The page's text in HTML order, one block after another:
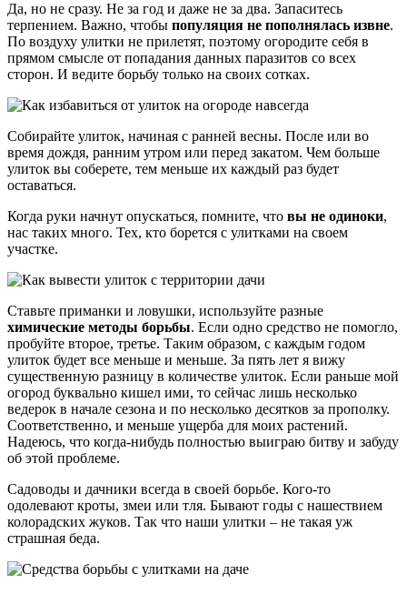
Да, но не сразу. Не за год и даже не за два. Запаситесь
терпением. Важно, чтобы популяция не пополнялась извне.
По воздуху улитки не прилетят, поэтому огородите себя в
прямом смысле от попадания данных паразитов со всех
сторон. И ведите борьбу только на своих сотках.
Собирайте улиток, начиная с ранней весны. После или во
время дождя, ранним утром или перед закатом. Чем больше
улиток вы соберете, тем меньше их каждый раз будет
оставаться.
Когда руки начнут опускаться, помните, что вы не одиноки,
нас таких много. Тех, кто борется с улитками на своем
участке.
Ставьте приманки и ловушки, используйте разные
химические методы борьбы. Если одно средство не помогло,
пробуйте второе, третье. Таким образом, с каждым годом
улиток будет все меньше и меньше. За пять лет я вижу
существенную разницу в количестве улиток. Если раньше мой
огород буквально кишел ими, то сейчас лишь несколько
ведерок в начале сезона и по несколько десятков за прополку.
Соответственно, и меньше ущерба для моих растений.
Надеюсь, что когда-нибудь полностью выиграю битву и забуду
об этой проблеме.
Садоводы и дачники всегда в своей борьбе. Кого-то
одолевают кроты, змеи или тля. Бывают годы с нашествием
колорадских жуков. Так что наши улитки – не такая уж
страшная беда.